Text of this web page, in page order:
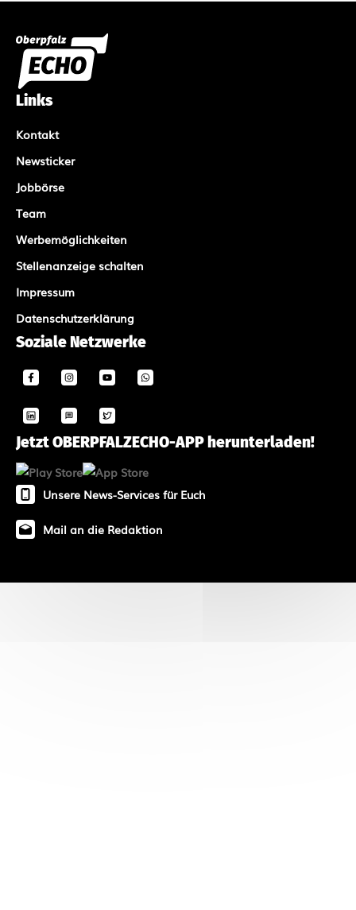
Links
Kontakt
Newsticker
Jobbörse
Team
Werbemöglichkeiten
Stellenanzeige schalten
Impressum
Datenschutzerklärung
Soziale Netzwerke
Jetzt OBERPFALZECHO-APP herunterladen!
Unsere News-Services für Euch
Mail an die Redaktion